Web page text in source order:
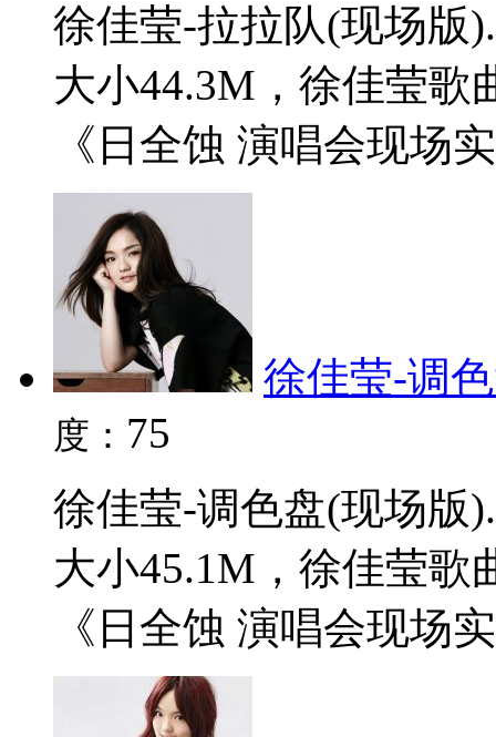
徐佳莹-拉拉队(现场版
大小44.3M，徐佳莹歌
《日全蚀 演唱会现场
徐佳莹-调
度： 75
徐佳莹-调色盘(现场版
大小45.1M，徐佳莹歌
《日全蚀 演唱会现场